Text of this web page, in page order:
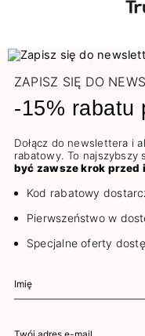
ZAPISZ SIĘ DO
-15% rabatu
Dołącz do newslettera i
rabatowy. To najszybszy
być zawsze krok przed
Kod rabatowy
Pierwszeństwo w
Specjalne oferty